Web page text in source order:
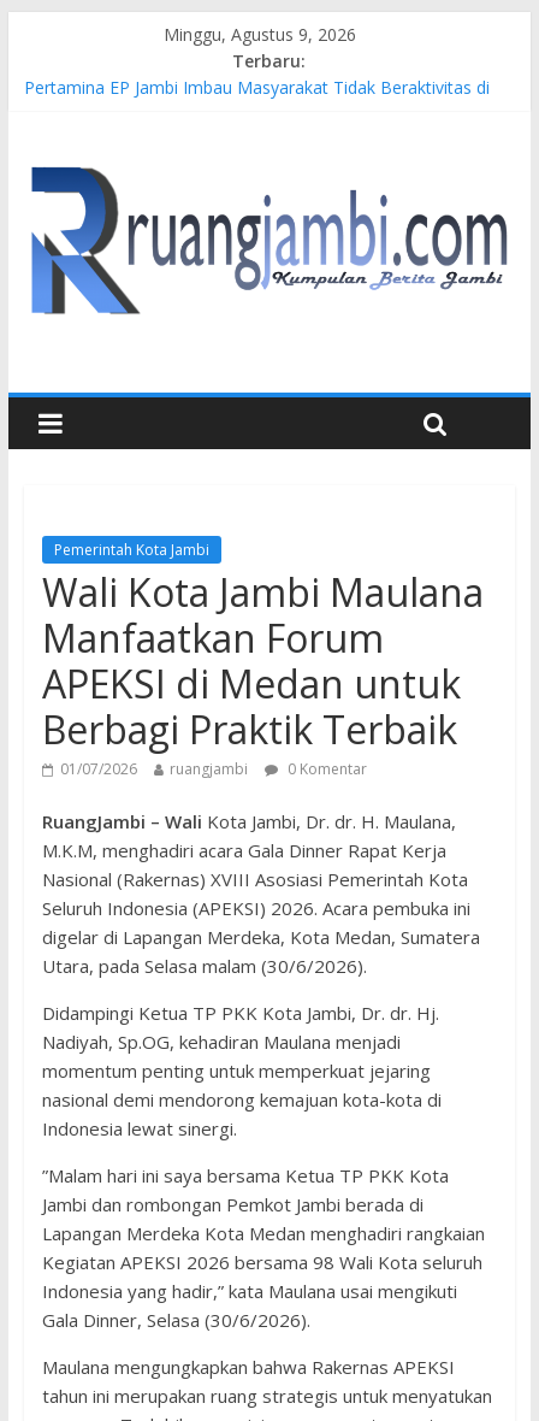
Minggu, Agustus 9, 2026
Terbaru:
Pertamina EP Jambi Imbau Masyarakat Tidak Beraktivitas di
Didampingi Pengacara Chris Januardi
Hj. Hesti Haris Dorong Lahirnya Wirausaha Muda Melalui
Pelatihan Batik Kontemporer PKW
Siap Dukung Kegiatan Hulu Migas, Kapolda Jambi Kunjungi
FSO 115
Gubernur Al Haris Buka Turnamen Tenis Antar Alumni
Pemerintah Kota Jambi
Wali Kota Jambi Maulana
Manfaatkan Forum
APEKSI di Medan untuk
Berbagi Praktik Terbaik
01/07/2026 ruangjambi 0 Komentar
RuangJambi – Wali Kota Jambi, Dr. dr. H. Maulana,
M.K.M, menghadiri acara Gala Dinner Rapat Kerja
Nasional (Rakernas) XVIII Asosiasi Pemerintah Kota
Seluruh Indonesia (APEKSI) 2026. Acara pembuka ini
digelar di Lapangan Merdeka, Kota Medan, Sumatera
Utara, pada Selasa malam (30/6/2026).
​Didampingi Ketua TP PKK Kota Jambi, Dr. dr. Hj.
Nadiyah, Sp.OG, kehadiran Maulana menjadi
momentum penting untuk memperkuat jejaring
nasional demi mendorong kemajuan kota-kota di
Indonesia lewat sinergi.
​”Malam hari ini saya bersama Ketua TP PKK Kota
Jambi dan rombongan Pemkot Jambi berada di
Lapangan Merdeka Kota Medan menghadiri rangkaian
Kegiatan APEKSI 2026 bersama 98 Wali Kota seluruh
Indonesia yang hadir,” kata Maulana usai mengikuti
Gala Dinner, Selasa (30/6/2026).
​Maulana mengungkapkan bahwa Rakernas APEKSI
tahun ini merupakan ruang strategis untuk menyatukan